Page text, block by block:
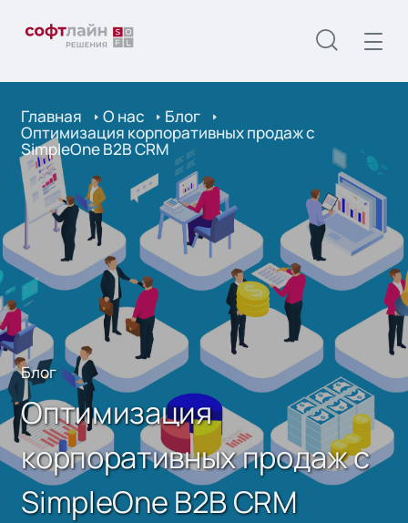
Главная О нас Блог
Оптимизация корпоративных продаж с
SimpleOne B2B CRM
Блог
Оптимизация
корпоративных продаж с
SimpleOne B2B CRM